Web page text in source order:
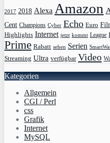
2017 2018 Alexa Amazon
Cent Champions Cyber Echo Euro
Highlights Internet jetzt kommt League
Prime Rabatt sehen Serien
Streaming Ultra verfügbar Video
Kategorien
Allgemein
CGI / Perl
css
Grafik
Internet
MySQL